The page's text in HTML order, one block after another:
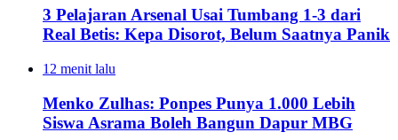
3 Pelajaran Arsenal Usai Tumbang 1-3 dari
Real Betis: Kepa Disorot, Belum Saatnya Panik
12 menit lalu
Menko Zulhas: Ponpes Punya 1.000 Lebih
Siswa Asrama Boleh Bangun Dapur MBG